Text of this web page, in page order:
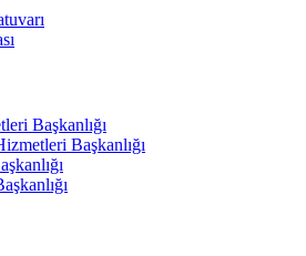
Başkanlığı
Başkanlığı